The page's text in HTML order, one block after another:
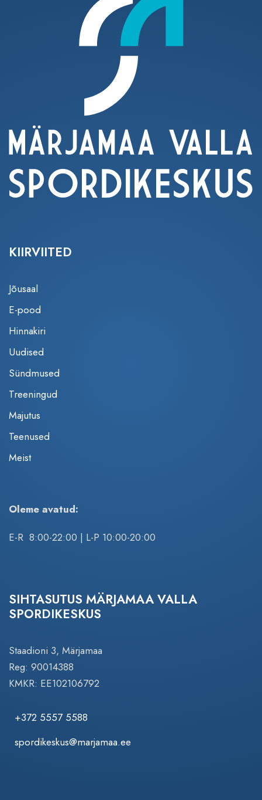
KIIRVIITED
Jõusaal
E-pood
Hinnakiri
Uudised
Sündmused
Treeningud
Majutus
Teenused
Meist
Oleme avatud:
E-R 8:00-22:00 | L-P 10:00-20:00
SIHTASUTUS MÄRJAMAA VALLA
SPORDIKESKUS
Staadioni 3, Märjamaa
Reg: 90014388
KMKR: EE102106792
+372 5557 5588
spordikeskus@marjamaa.ee